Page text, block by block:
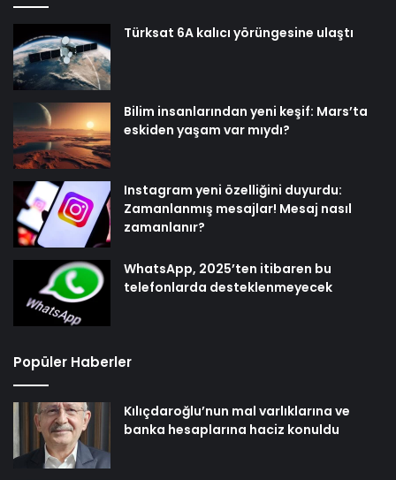
Türksat 6A kalıcı yörüngesine ulaştı
Bilim insanlarından yeni keşif: Mars’ta
eskiden yaşam var mıydı?
Instagram yeni özelliğini duyurdu:
Zamanlanmış mesajlar! Mesaj nasıl
zamanlanır?
WhatsApp, 2025’ten itibaren bu
telefonlarda desteklenmeyecek
Popüler Haberler
Kılıçdaroğlu’nun mal varlıklarına ve
banka hesaplarına haciz konuldu